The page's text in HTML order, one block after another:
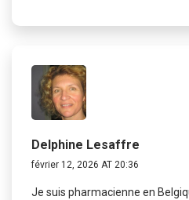
Delphine Lesaffre
février 12, 2026 AT 20:36
Je suis pharmacienne en